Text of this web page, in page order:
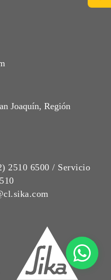
Joaquín, Región
2510 6500 / Servicio